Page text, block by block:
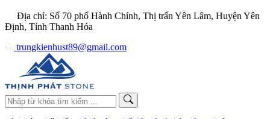
Địa chỉ: Số 70 phố Hành Chính, Thị trấn Yên Lâm, Huyện Yên
Định, Tỉnh Thanh Hóa
trungkienhust89@gmail.com